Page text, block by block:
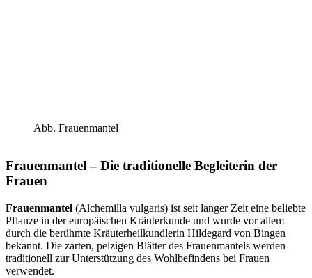
Frauenmantel – Die traditionelle Begleiterin der
Frauen
Frauenmantel (Alchemilla vulgaris) ist seit langer Zeit eine beliebte
Pflanze in der europäischen Kräuterkunde und wurde vor allem
durch die berühmte Kräuterheilkundlerin Hildegard von Bingen
bekannt. Die zarten, pelzigen Blätter des Frauenmantels werden
traditionell zur Unterstützung des Wohlbefindens bei Frauen
verwendet.
Abb. Frauenmantel